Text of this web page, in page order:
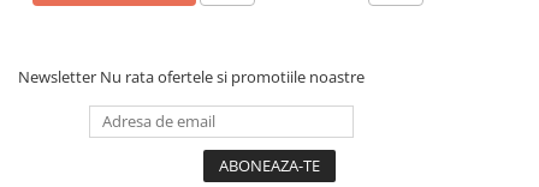
Newsletter Nu rata ofertele si promotiile noastre